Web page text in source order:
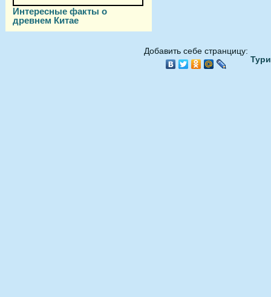
Интересные факты о
древнем Китае
Добавить себе странцицу: